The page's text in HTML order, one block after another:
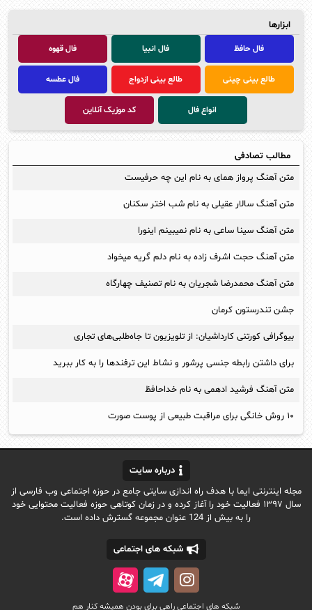
ابزارها
فال حافظ فال انبیا فال قهوه
طالع بینی چینی طالع بینی ازدواج فال عطسه
انواع فال کد موزیک آنلاین
مطالب تصادفی
متن آهنگ پرواز همای به نام این چه حرفیست
متن آهنگ سالار عقیلی به نام شب اختر سکنان
متن آهنگ سینا ساعی به نام نمیبینم اینورا
متن آهنگ حجت اشرف زاده به نام دلم گریه میخواد
متن آهنگ محمدرضا شجریان به نام تصنیف چهارگاه
جشن تندرستون کرمان
بیوگرافی کورتنی کارداشیان: از تلویزیون تا جاه‌طلبی‌های تجاری
برای داشتن رابطه جنسی پرشور و نشاط این ترفندها را به کار ببرید
متن آهنگ فرشید ادهمی به نام خداحافظ
۱۰ روش خانگی برای مراقبت طبیعی از پوست صورت
درباره سایت
مجله اینترنتی ایما با هدف راه اندازی سایتی جامع در حوزه اجتماعی وب فارسی از
سال ۱۳۹۷ فعالیت خود را آغاز کرده و در زمان کوتاهی حوزه فعالیت محتوایی خود
را به بیش از 124 عنوان مجموعه گسترش داده است.
شبکه های اجتماعی
شبکه های اجتماعی راهی برای بودن همیشه کنار هم